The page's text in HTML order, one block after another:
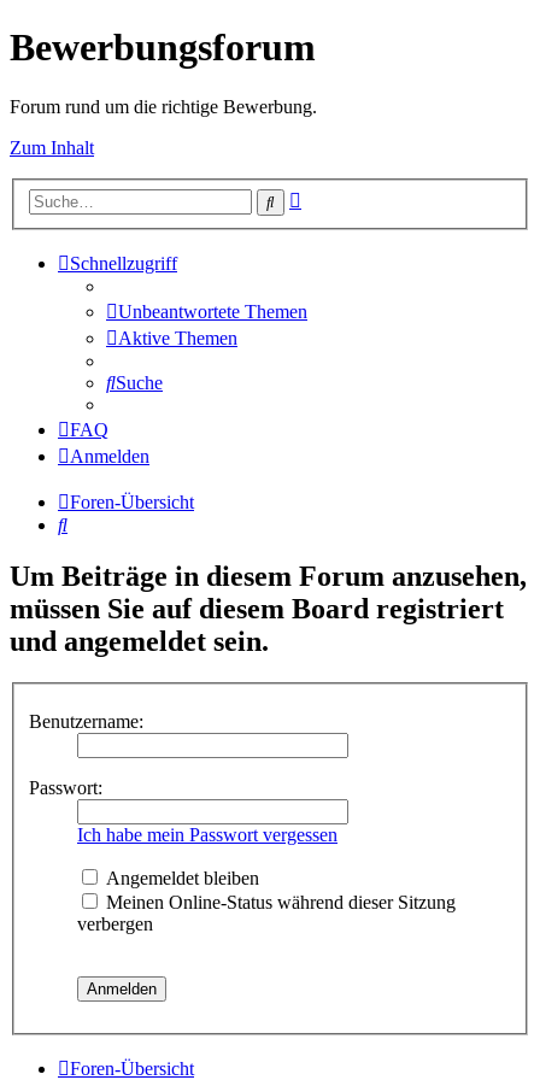
Bewerbungsforum
Forum rund um die richtige Bewerbung.
Zum Inhalt
Suche
Schnellzugriff
Unbeantwortete Themen
Aktive Themen
Suche
FAQ
Anmelden
Foren-Übersicht
Suche
Um Beiträge in diesem Forum anzusehen,
müssen Sie auf diesem Board registriert
und angemeldet sein.
Benutzername:
Passwort:
Ich habe mein Passwort vergessen
Angemeldet bleiben
Meinen Online-Status während dieser Sitzung
verbergen
Foren-Übersicht